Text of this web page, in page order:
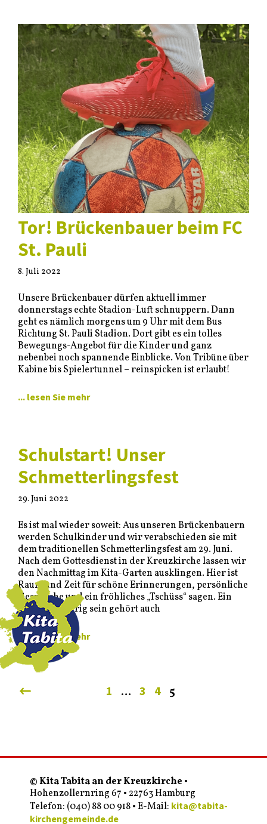
Tor! Brückenbauer beim FC
St. Pauli
8. Juli 2022
Unsere Brückenbauer dürfen aktuell immer
donnerstags echte Stadion-Luft schnuppern. Dann
geht es nämlich morgens um 9 Uhr mit dem Bus
Richtung St. Pauli Stadion. Dort gibt es ein tolles
Bewegungs-Angebot für die Kinder und ganz
nebenbei noch spannende Einblicke. Von Tribüne über
Kabine bis Spielertunnel – reinspicken ist erlaubt!
... lesen Sie mehr
Schulstart! Unser
Schmetterlingsfest
29. Juni 2022
Es ist mal wieder soweit: Aus unseren Brückenbauern
werden Schulkinder und wir verabschieden sie mit
dem traditionellen Schmetterlingsfest am 29. Juni.
Nach dem Gottesdienst in der Kreuzkirche lassen wir
den Nachmittag im Kita-Garten ausklingen. Hier ist
Raum und Zeit für schöne Erinnerungen, persönliche
Gespräche und ein fröhliches „Tschüss“ sagen. Ein
bisschen traurig sein gehört auch
... lesen Sie mehr
1 … 3 4 5
© Kita Tabita an der Kreuzkirche •
Hohenzollernring 67 • 22763 Hamburg
Telefon: (040) 88 00 918 • E-Mail: kita@tabita-
kirchengemeinde.de